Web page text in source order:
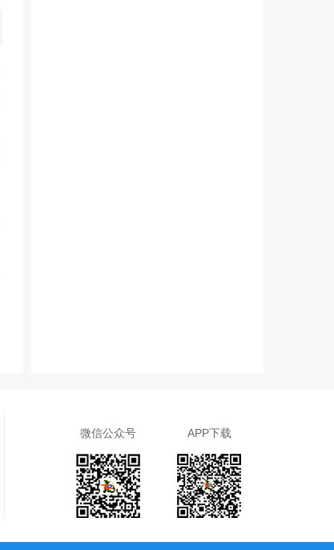
微信公众号 APP下载